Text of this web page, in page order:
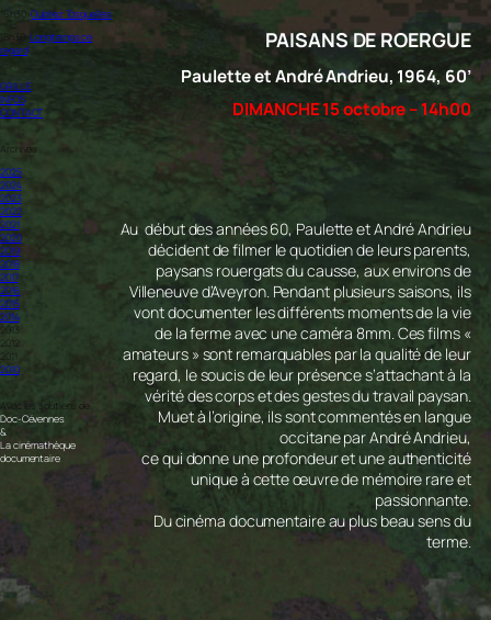
16h30:Oubliez Tosquelles
18h30:Longtemps ce
regard
GRILLE
INFOS
CONTACT
Archives
2025
2024
2023
2022
2021
2020
2019
2018
2017
2016
2015
2014
2013
2012
2011
2010
Avec les soutiens de
Doc-Cévennes
&
La cinémathèque
documentaire
PAISANS DE ROERGUE
Paulette et André Andrieu, 1964, 60’
DIMANCHE 15 octobre – 14h00
Au début des années 60, Paulette et André Andrieu
décident de filmer le quotidien de leurs parents,
paysans rouergats du causse, aux environs de
Villeneuve d’Aveyron. Pendant plusieurs saisons, ils
vont documenter les différents moments de la vie
de la ferme avec une caméra 8mm. Ces films «
amateurs » sont remarquables par la qualité de leur
regard, le soucis de leur présence s’attachant à la
vérité des corps et des gestes du travail paysan.
Muet à l’origine, ils sont commentés en langue
occitane par André Andrieu,
ce qui donne une profondeur et une authenticité
unique à cette œuvre de mémoire rare et
passionnante.
Du cinéma documentaire au plus beau sens du
terme.